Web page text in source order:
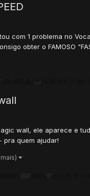
com 1 problema no
obter o FAMOSO
wall, ele aparece e
pra quem ajudar!
mais)